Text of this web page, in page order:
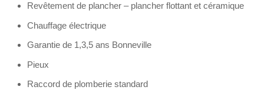
Revêtement de plancher – plancher flottant et céramique
Chauffage électrique
Garantie de 1,3,5 ans Bonneville
Pieux
Raccord de plomberie standard